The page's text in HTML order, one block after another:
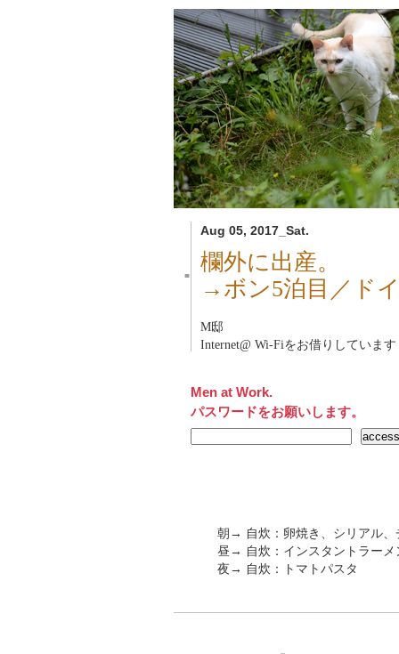
Aug 05, 2017_Sat.
■
欄外に出産。
→ボン5泊目／ド
M邸
Internet@ Wi-Fiをお借りしています
Men at Work.
パスワードをお願いします。
朝→ 自炊：卵焼き、シリアル、
昼→ 自炊：インスタントラーメ
夜→ 自炊：トマトパスタ